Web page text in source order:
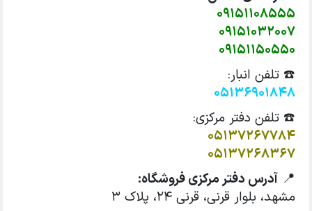
09151108555
09151032007
09151150550
☎️ تلفن انبار:
05136901848
☎️ تلفن دفتر مرکزی:
05137267784
05137268367
📍آدرس دفتر مرکزی فروشگاه:
مشهد، بلوار قرنی، قرنی 24، پلاک 3